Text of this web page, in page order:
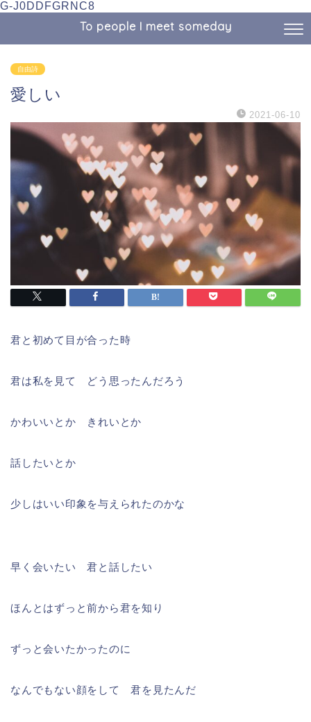
G-J0DDFGRNC8
To people I meet someday
自由詩
愛しい
2021-06-10
君と初めて目が合った時
君は私を見て どう思ったんだろう
かわいいとか きれいとか
話したいとか
少しはいい印象を与えられたのかな
早く会いたい 君と話したい
ほんとはずっと前から君を知り
ずっと会いたかったのに
なんでもない顔をして 君を見たんだ